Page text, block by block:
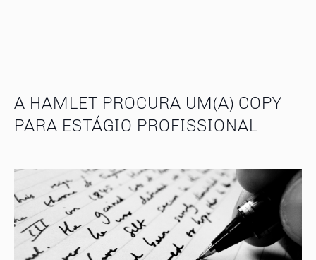
A HAMLET PROCURA UM(A) COPY
PARA ESTÁGIO PROFISSIONAL